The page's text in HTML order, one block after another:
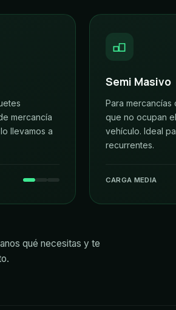
mercancía
llevamos a
Semi Masivo
Para mercancías
que no ocupan
vehículo. Ideal
recurrentes.
CARGA MEDIA
qué necesitas y te